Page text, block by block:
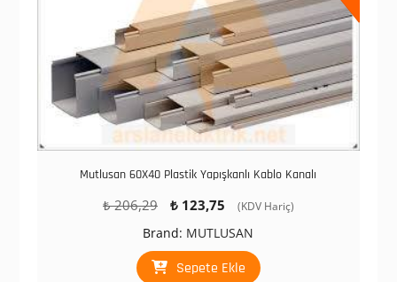
Mutlusan 60X40 Plastik Yapışkanlı Kablo Kanalı
₺206,29
Orijinal
fiyat:
₺ 206,29.
₺123,75
Şu
fiyat:
₺ 123,75.
(KDV Hariç)
Brand: MUTLUSAN
Sepete Ekle